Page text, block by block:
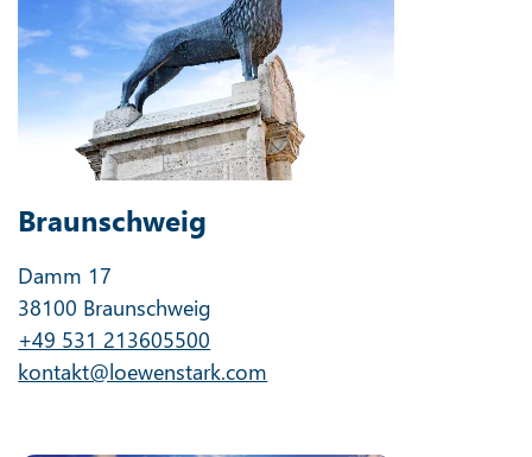
Braunschweig
Damm 17
38100 Braunschweig
+49 531 213605500
kontakt@loewenstark.com